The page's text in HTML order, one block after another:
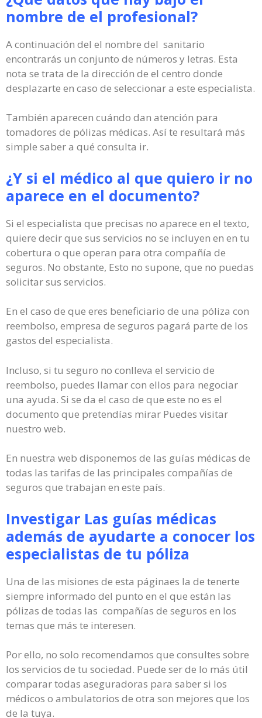
nombre de el profesional?
A continuación del el nombre del sanitario
encontrarás un conjunto de números y letras. Esta
nota se trata de la dirección de el centro donde
desplazarte en caso de seleccionar a este especialista.
También aparecen cuándo dan atención para
tomadores de pólizas médicas. Así te resultará más
simple saber a qué consulta ir.
¿Y si el médico al que quiero ir no
aparece en el documento?
Si el especialista que precisas no aparece en el texto,
quiere decir que sus servicios no se incluyen en en tu
cobertura o que operan para otra compañía de
seguros. No obstante, Esto no supone, que no puedas
solicitar sus servicios.
En el caso de que eres beneficiario de una póliza con
reembolso, empresa de seguros pagará parte de los
gastos del especialista.
Incluso, si tu seguro no conlleva el servicio de
reembolso, puedes llamar con ellos para negociar
una ayuda. Si se da el caso de que este no es el
documento que pretendías mirar Puedes visitar
nuestro web.
En nuestra web disponemos de las guías médicas de
todas las tarifas de las principales compañías de
seguros que trabajan en este país.
Investigar Las guías médicas
además de ayudarte a conocer los
especialistas de tu póliza
Una de las misiones de esta páginaes la de tenerte
siempre informado del punto en el que están las
pólizas de todas las compañías de seguros en los
temas que más te interesen.
Por ello, no solo recomendamos que consultes sobre
los servicios de tu sociedad. Puede ser de lo más útil
comparar todas aseguradoras para saber si los
médicos o ambulatorios de otra son mejores que los
de la tuya.